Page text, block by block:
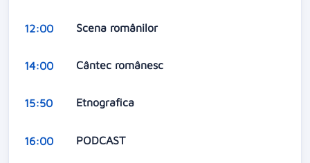
12:00 Scena românilor
14:00 Cântec românesc
15:50 Etnografica
16:00 PODCAST